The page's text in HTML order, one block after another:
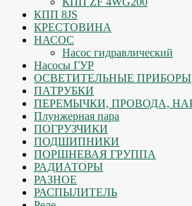
КПП 8JS
КРЕСТОВИНА
НАСОС
Насос гидравлический
Насосы ГУР
ОСВЕТИТЕЛЬНЫЕ ПРИБОРЫ
ПАТРУБКИ
ПЕРЕМЫЧКИ, ПРОВОДА,
Плунжерная пара
ПОГРУЗЧИКИ
ПОДШИПНИКИ
ПОРШНЕВАЯ ГРУППА
РАДИАТОРЫ
РАЗНОЕ
РАСПЫЛИТЕЛЬ